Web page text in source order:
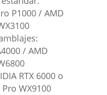
P1000 / AMD
/ AMD
RTX 6000 o
WX9100